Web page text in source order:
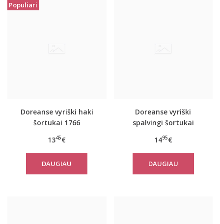
Populiari
Doreanse vyriški haki
šortukai 1766
1345€
DAUGIAU
Doreanse vyriški
spalvingi šortukai
1495€
DAUGIAU